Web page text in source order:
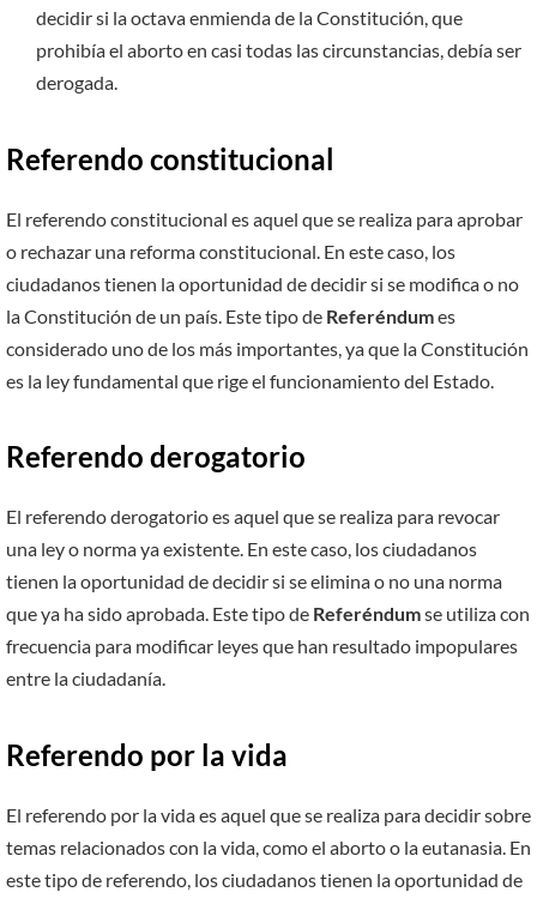
decidir si la octava enmienda de la Constitución, que
prohibía el aborto en casi todas las circunstancias, debía ser
derogada.
Referendo constitucional
El referendo constitucional es aquel que se realiza para aprobar
o rechazar una reforma constitucional. En este caso, los
ciudadanos tienen la oportunidad de decidir si se modifica o no
la Constitución de un país. Este tipo de Referéndumes
considerado uno de los más importantes, ya que la Constitución
es la ley fundamental que rige el funcionamiento del Estado.
Referendo derogatorio
El referendo derogatorio es aquel que se realiza para revocar
una ley o norma ya existente. En este caso, los ciudadanos
tienen la oportunidad de decidir si se elimina o no una norma
que ya ha sido aprobada. Este tipo de Referéndumse utiliza con
frecuencia para modificar leyes que han resultado impopulares
entre la ciudadanía.
Referendo por la vida
El referendo por la vida es aquel que se realiza para decidir sobre
temas relacionados con la vida, como el aborto o la eutanasia. En
este tipo de referendo, los ciudadanos tienen la oportunidad de